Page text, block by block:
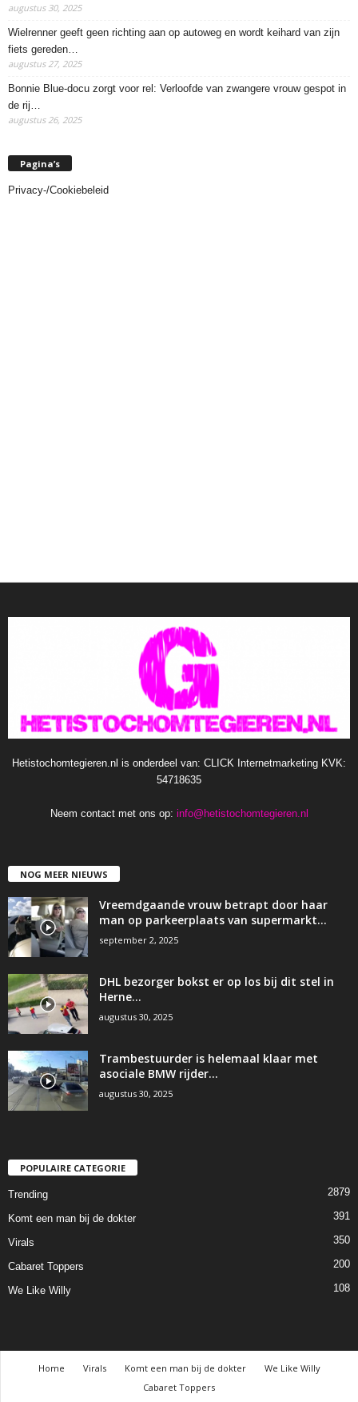
augustus 30, 2025
Wielrenner geeft geen richting aan op autoweg en wordt keihard van zijn
fiets gereden…
augustus 27, 2025
Bonnie Blue-docu zorgt voor rel: Verloofde van zwangere vrouw gespot in
de rij…
augustus 26, 2025
Pagina’s
Privacy-/Cookiebeleid
Hetistochomtegieren.nl is onderdeel van: CLICK Internetmarketing KVK:
54718635
Neem contact met ons op: info@hetistochomtegieren.nl
NOG MEER NIEUWS
Vreemdgaande vrouw betrapt door haar
man op parkeerplaats van supermarkt…
september 2, 2025
DHL bezorger bokst er op los bij dit stel in
Herne…
augustus 30, 2025
Trambestuurder is helemaal klaar met
asociale BMW rijder…
augustus 30, 2025
POPULAIRE CATEGORIE
Trending 2879
Komt een man bij de dokter 391
Virals 350
Cabaret Toppers 200
We Like Willy 108
Home Virals Komt een man bij de dokter
We Like Willy
Cabaret Toppers